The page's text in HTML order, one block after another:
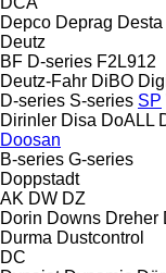
Depco Deprag Desta
Deutz
BF D-series F2L912
Deutz-Fahr DiBO
D-series S-series SP
Dirinler Disa DoALL
Doosan
B-series G-series
Doppstadt
AK DW DZ
Dorin Downs Dreher
Durma Dustcontrol
DC